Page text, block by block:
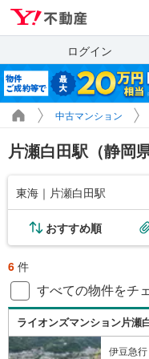
ログイン
中古マンション
片瀬白田駅（静岡
東海｜片瀬白田駅
おすすめ順
6 件
すべての物件をチ
ライオンズマンション片瀬
伊豆急